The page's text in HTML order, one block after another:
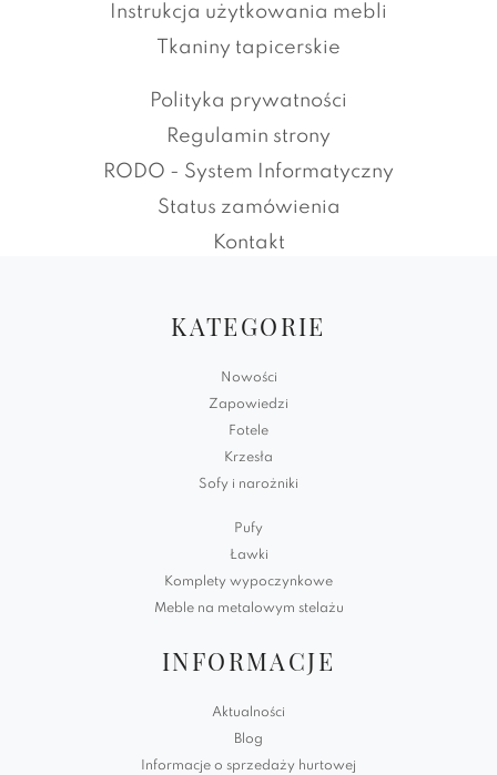
Instrukcja użytkowania mebli
Tkaniny tapicerskie
Polityka prywatności
Regulamin strony
RODO - System Informatyczny
Status zamówienia
Kontakt
KATEGORIE
Nowości
Zapowiedzi
Fotele
Krzesła
Sofy i narożniki
Pufy
Ławki
Komplety wypoczynkowe
Meble na metalowym stelażu
INFORMACJE
Aktualności
Blog
Informacje o sprzedaży hurtowej